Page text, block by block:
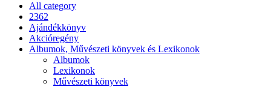
All category
2362
Ajándékkönyv
Akcióregény
Albumok, Művészeti könyvek és Lexikonok
Albumok
Lexikonok
Művészeti könyvek